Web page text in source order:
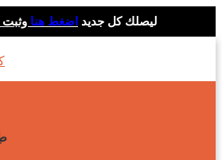
ليصلك كل جديد اضغط هنا وثبت